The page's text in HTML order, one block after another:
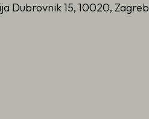
Dubrovnik 15, 10020, Zagreb